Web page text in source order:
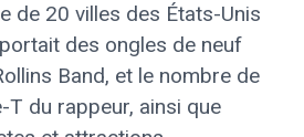
de 20 villes des États-Unis
des ongles de neuf
Band, et le nombre de
du rappeur, ainsi que